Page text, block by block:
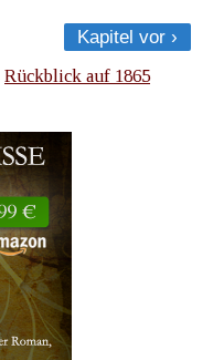
Kapitel vor ›
Rückblick auf 1865